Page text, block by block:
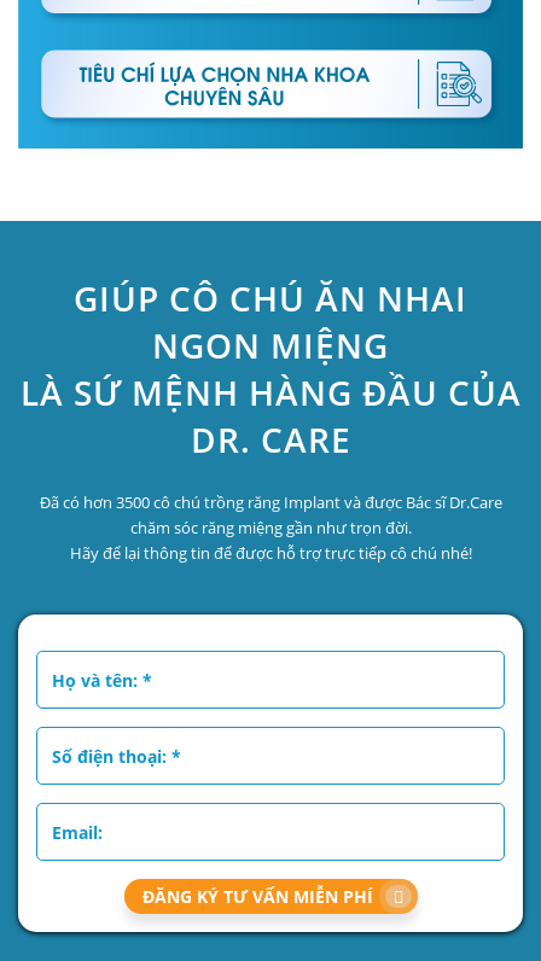
GIÚP CÔ CHÚ ĂN NHAI
NGON MIỆNG
LÀ SỨ MỆNH HÀNG ĐẦU CỦA
DR. CARE
Đã có hơn 3500 cô chú trồng răng Implant và được Bác sĩ Dr.Care
chăm sóc răng miệng gần như trọn đời.
Hãy để lại thông tin để được hỗ trợ trực tiếp cô chú nhé!
ĐĂNG KÝ TƯ VẤN MIỄN PHÍ